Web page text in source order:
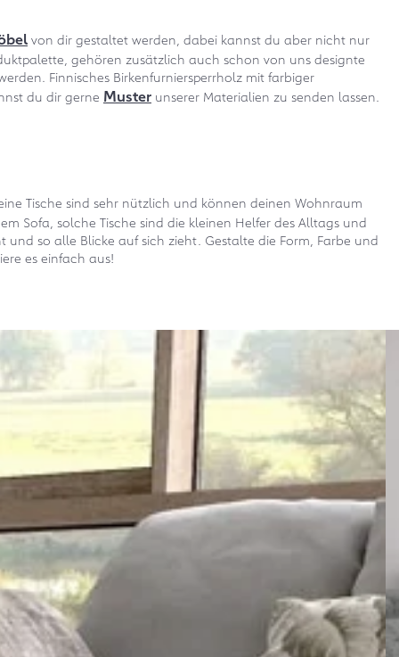
von dir gestaltet werden, dabei kannst du aber nicht nur
gehören zusätzlich auch schon von uns designte
Finnisches Birkenfurniersperrholz mit farbiger
du dir gerne Muster unserer Materialien zu senden lassen.
Tische sind sehr nützlich und können deinen Wohnraum
Sofa, solche Tische sind die kleinen Helfer des Alltags und
und so alle Blicke auf sich zieht. Gestalte die Form, Farbe und
es einfach aus!